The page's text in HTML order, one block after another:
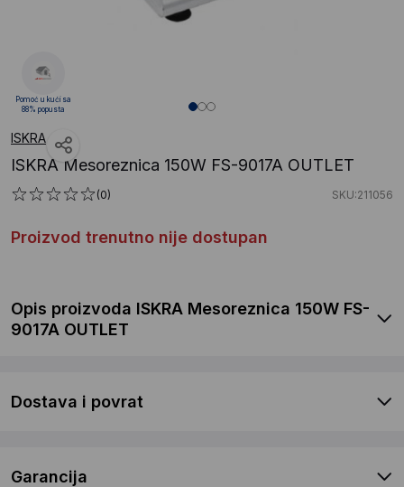
ISKRA
ISKRA Mesoreznica 150W FS-9017A OUTLET
(0) SKU:211056
Proizvod trenutno nije dostupan
Pomoć u kući sa
88% popusta
Opis proizvoda ISKRA Mesoreznica 150W FS-
9017A OUTLET
Dostava i povrat
Garancija